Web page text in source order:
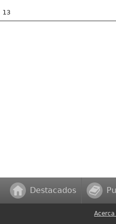
13
Destacados
Acerca